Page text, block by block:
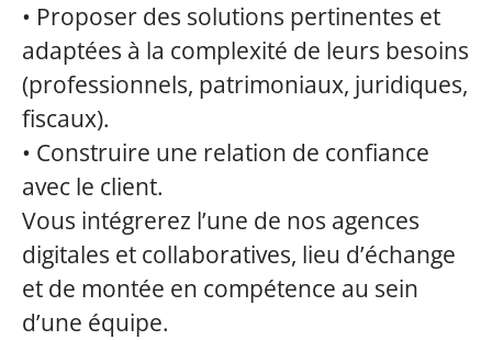
• Proposer des solutions pertinentes et
adaptées à la complexité de leurs besoins
(professionnels, patrimoniaux, juridiques,
fiscaux).
• Construire une relation de confiance
avec le client.
Vous intégrerez l’une de nos agences
digitales et collaboratives, lieu d’échange
et de montée en compétence au sein
d’une équipe.